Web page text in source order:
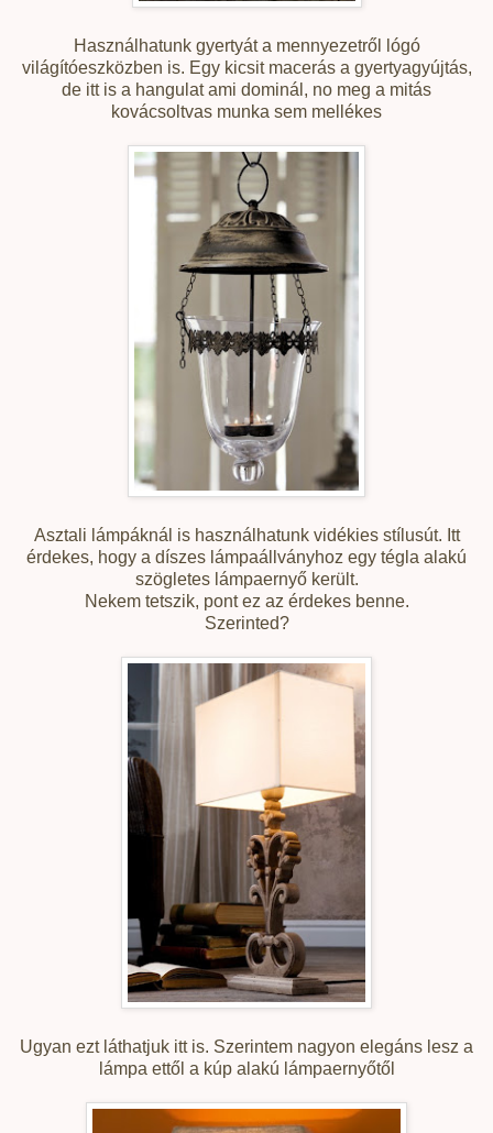
Használhatunk gyertyát a mennyezetről lógó
világítóeszközben is. Egy kicsit macerás a gyertyagyújtás,
de itt is a hangulat ami dominál, no meg a mitás
kovácsoltvas munka sem mellékes
Asztali lámpáknál is használhatunk vidékies stílusút. Itt
érdekes, hogy a díszes lámpaállványhoz egy tégla alakú
szögletes lámpaernyő került.
Nekem tetszik, pont ez az érdekes benne.
Szerinted?
Ugyan ezt láthatjuk itt is. Szerintem nagyon elegáns lesz a
lámpa ettől a kúp alakú lámpaernyőtől